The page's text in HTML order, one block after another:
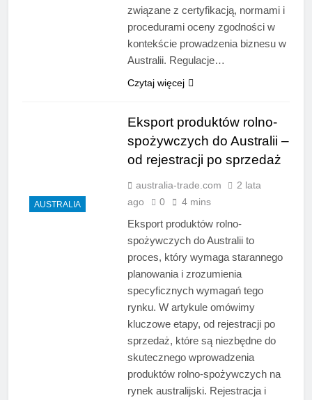
związane z certyfikacją, normami i
procedurami oceny zgodności w
kontekście prowadzenia biznesu w
Australii. Regulacje…
Czytaj więcej
AUSTRALIA
Eksport produktów rolno-
spożywczych do Australii –
od rejestracji po sprzedaż
australia-trade.com
2 lata
ago
0 4 mins
Eksport produktów rolno-
spożywczych do Australii to
proces, który wymaga starannego
planowania i zrozumienia
specyficznych wymagań tego
rynku. W artykule omówimy
kluczowe etapy, od rejestracji po
sprzedaż, które są niezbędne do
skutecznego wprowadzenia
produktów rolno-spożywczych na
rynek australijski. Rejestracja i